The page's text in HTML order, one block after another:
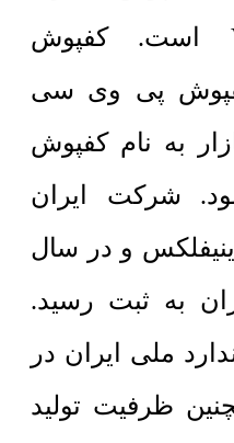
وینیفلکس Vinyflex است. کفپوش
پی وی سی
به نام کفپوش
شرکت ایران
و در سال
به ثبت رسید.
ملی ایران در
ظرفیت تولید